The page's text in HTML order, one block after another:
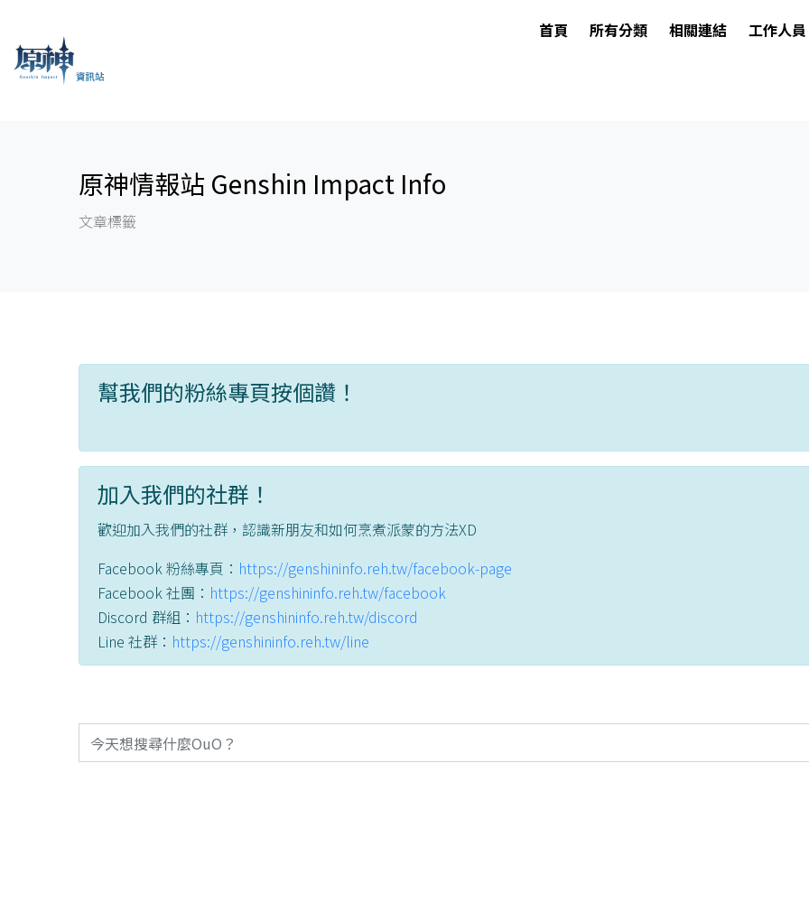
首頁 所有分類 相關連結 工作人員
原神情報站 Genshin Impact Info
文章標籤
幫我們的粉絲專頁按個讚！
加入我們的社群！
歡迎加入我們的社群，認識新朋友和如何烹煮派蒙的方法XD
Facebook 粉絲專頁： https://genshininfo.reh.tw/facebook-page
Facebook 社團： https://genshininfo.reh.tw/facebook
Discord 群組： https://genshininfo.reh.tw/discord
Line 社群： https://genshininfo.reh.tw/line